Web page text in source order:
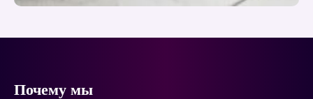
Почему мы